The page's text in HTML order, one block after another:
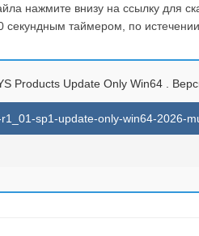
нажмите внизу на ссылку для
таймером, по истечении
Products Update Only Win64 .
sp1-update-only-win64-2026-